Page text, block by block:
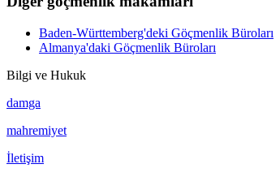
Baden-Württemberg'deki Göçmenlik Büroları
Almanya'daki Göçmenlik Büroları
Bilgi ve Hukuk
damga
mahremiyet
İletişim